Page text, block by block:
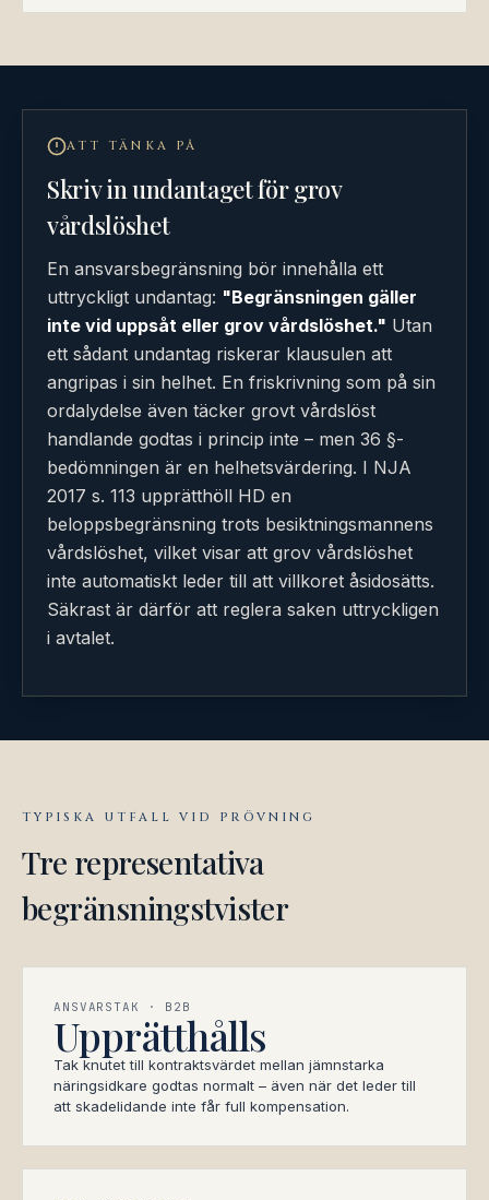
ATT TÄNKA PÅ
Skriv in undantaget för grov
vårdslöshet
En ansvarsbegränsning bör innehålla ett
uttryckligt undantag: "Begränsningen gäller
inte vid uppsåt eller grov vårdslöshet." Utan
ett sådant undantag riskerar klausulen att
angripas i sin helhet. En friskrivning som på sin
ordalydelse även täcker grovt vårdslöst
handlande godtas i princip inte – men 36 §-
bedömningen är en helhetsvärdering. I NJA
2017 s. 113 upprätthöll HD en
beloppsbegränsning trots besiktningsmannens
vårdslöshet, vilket visar att grov vårdslöshet
inte automatiskt leder till att villkoret åsidosätts.
Säkrast är därför att reglera saken uttryckligen
i avtalet.
TYPISKA UTFALL VID PRÖVNING
Tre representativa
begränsningstvister
ANSVARSTAK · B2B
Upprätthålls
Tak knutet till kontraktsvärdet mellan jämnstarka
näringsidkare godtas normalt – även när det leder till
att skadelidande inte får full kompensation.